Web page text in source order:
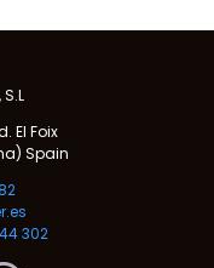
El Foix
Spain
302